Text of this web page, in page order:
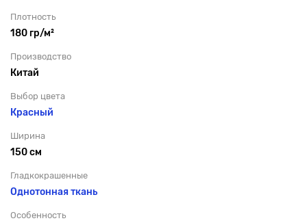
Плотность
180 гр/м²
Производство
Китай
Выбор цвета
Красный
Ширина
150 см
Гладкокрашенные
Однотонная ткань
Особенность